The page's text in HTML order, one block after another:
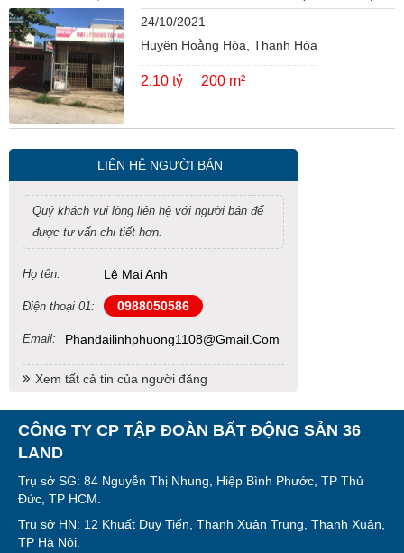
24/10/2021
Huyện Hoằng Hóa, Thanh Hóa
2.10 tỷ 200 m²
LIÊN HỆ NGƯỜI BÁN
Quý khách vui lòng liên hệ với người bán để
được tư vấn chi tiết hơn.
Họ tên: Lê Mai Anh
Điện thoại 01: 0988050586
Email: Phandailinhphuong1108@gmail.com
Xem tất cả tin của người đăng
CÔNG TY CP TẬP ĐOÀN BẤT ĐỘNG SẢN 36
LAND
Trụ sở SG: 84 Nguyễn Thị Nhung, Hiệp Bình Phước, TP Thủ
Đức, TP HCM.
Trụ sở HN: 12 Khuất Duy Tiến, Thanh Xuân Trung, Thanh Xuân,
TP Hà Nội.